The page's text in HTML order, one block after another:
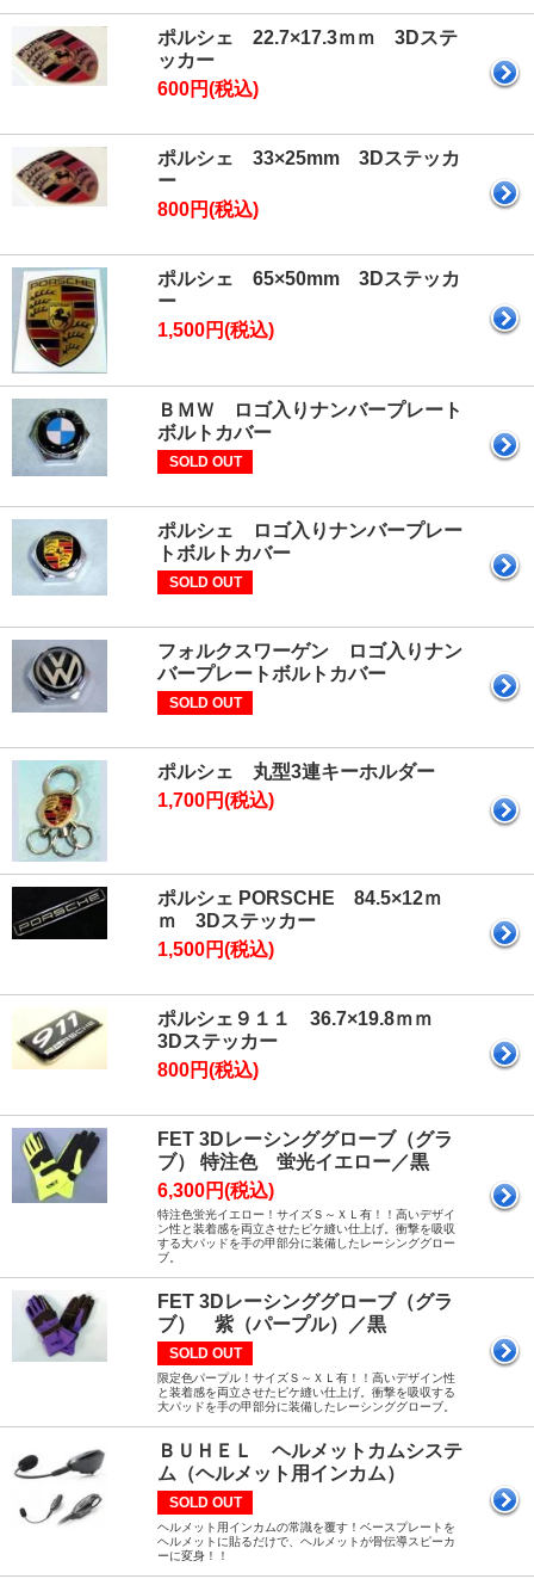
ポルシェ 22.7×17.3ｍｍ 3Dステ
ッカー
600円(税込)
ポルシェ 33×25mm 3Dステッカ
ー
800円(税込)
ポルシェ 65×50mm 3Dステッカ
ー
1,500円(税込)
ＢＭＷ ロゴ入りナンバープレート
ボルトカバー
SOLD OUT
ポルシェ ロゴ入りナンバープレー
トボルトカバー
SOLD OUT
フォルクスワーゲン ロゴ入りナン
バープレートボルトカバー
SOLD OUT
ポルシェ 丸型3連キーホルダー
1,700円(税込)
ポルシェ PORSCHE 84.5×12ｍ
ｍ 3Dステッカー
1,500円(税込)
ポルシェ９１１ 36.7×19.8ｍｍ
3Dステッカー
800円(税込)
FET 3Dレーシンググローブ（グラ
ブ） 特注色 蛍光イエロー／黒
6,300円(税込)
特注色蛍光イエロー！サイズＳ～ＸＬ有！！高いデザイ
ン性と装着感を両立させたピケ縫い仕上げ。衝撃を吸収
する大パッドを手の甲部分に装備したレーシンググロー
ブ。
FET 3Dレーシンググローブ（グラ
ブ） 紫（パープル）／黒
SOLD OUT
限定色パープル！サイズＳ～ＸＬ有！！高いデザイン性
と装着感を両立させたピケ縫い仕上げ。衝撃を吸収する
大パッドを手の甲部分に装備したレーシンググローブ。
ＢＵＨＥＬ ヘルメットカムシステ
ム（ヘルメット用インカム）
SOLD OUT
ヘルメット用インカムの常識を覆す！ベースプレートを
ヘルメットに貼るだけで、ヘルメットが骨伝導スピーカ
ーに変身！！